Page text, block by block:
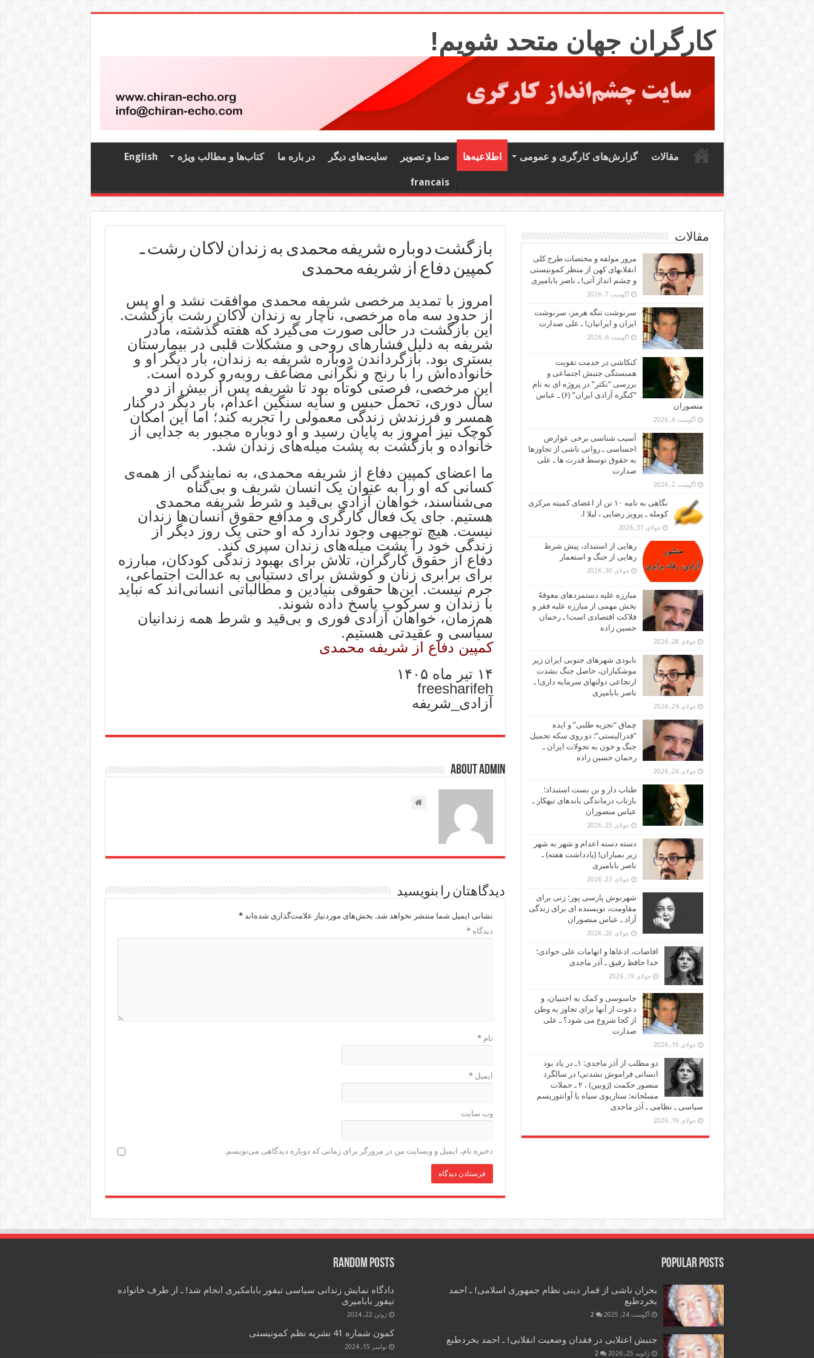
کارگران جهان متحد شویم!
مقالات گزارش‌های کارگری و عمومی اطلاعیه‌ها صدا و تصویر سایت‌های دیگر در باره ما کتاب‌‌ها و مطالب ویژه English
francais
بازگشت دوباره شریفه محمدی به زندان لاکان رشت ـ
کمپین دفاع از شریفه محمدی
امروز با تمدید مرخصی شریفه محمدی موافقت نشد و او پس
از حدود سه ماه مرخصی، ناچار به زندان لاکان رشت بازگشت.
​این بازگشت در حالی صورت می‌گیرد که هفته گذشته، مادر
شریفه به دلیل فشارهای روحی و مشکلات قلبی در بیمارستان
بستری بود. بازگرداندن دوباره شریفه به زندان، بار دیگر او و
خانواده‌اش را با رنج و نگرانی مضاعف روبه‌رو کرده است.
​این مرخصی، فرصتی کوتاه بود تا شریفه پس از بیش از دو
سال دوری، تحمل حبس و سایه سنگین اعدام، بار دیگر در کنار
همسر و فرزندش زندگی معمولی را تجربه کند؛ اما این امکان
کوچک نیز امروز به پایان رسید و او دوباره مجبور به جدایی از
خانواده و بازگشت به پشت میله‌های زندان شد.
​ما اعضای کمپین دفاع از شریفه محمدی، به نمایندگی از همه‌ی
کسانی که او را به عنوان یک انسان شریف و بی‌گناه
می‌شناسند، خواهان آزادی بی‌قید و شرط شریفه محمدی
هستیم. جای یک فعال کارگری و مدافع حقوق انسان‌ها زندان
نیست. هیچ توجیهی وجود ندارد که او حتی یک روز دیگر از
زندگی خود را پشت میله‌های زندان سپری کند.
​دفاع از حقوق کارگران، تلاش برای بهبود زندگی کودکان، مبارزه
برای برابری زنان و کوشش برای دستیابی به عدالت اجتماعی،
جرم نیست. این‌ها حقوقی بنیادین و مطالباتی انسانی‌اند که نباید
با زندان و سرکوب پاسخ داده شوند.
​هم‌زمان، خواهان آزادی فوری و بی‌قید و شرط همه زندانیان
سیاسی و عقیدتی هستیم.
کمپین دفاع از شریفه محمدی
۱۴ تیر ماه ۱۴۰۵
freesharifeh
آزادی_شریفه
About admin
دیدگاهتان را بنویسید
نشانی ایمیل شما منتشر نخواهد شد. بخش‌های موردنیاز علامت‌گذاری شده‌اند*
دیدگاه*
نام*
ایمیل*
وب‌ سایت
ذخیره نام، ایمیل و وبسایت من در مرورگر برای زمانی که دوباره دیدگاهی می‌نویسم.
مقالات
مرور مولفه و مختصات طرح کلی
انقلابهای کهن از منظر کمونیستی
و چشم انداز آتی! ـ ناصر بابامیری
آگوست 7, 2026
سرنوشت تنگه هرمز، سرنوشت
ایران و ایرانیان! ـ علی صدارت
آگوست 6, 2026
کنکاشی در خدمت تقویت
همبستگی جنبش اجتماعی و
بررسی “نکثر” در پروژه ای به نام
“کنگره آزادی ایران” (۶) ـ عباس
منصوران
آگوست 6, 2026
آسیب شناسی برخی عوارض
احساسی ـ روانی ناشی از تجاوزها
به حقوق توسط قدرت ها ـ علی
صدارت
آگوست 2, 2026
نگاهی به نامه ۱۰ تن از اعضای کمیته مرکزی
کومله ـ پرویز رضایی ، لیلا ا.
جولای 31, 2026
رهایی از استبداد، پیش شرط
رهایی از جنگ و استعمار
جولای 30, 2026
مبارزه علیه دستمزدهای معوقهُ
بخش مهمی از مبارزه علیه فقر و
فلاکت اقتصادی است! ـ رحمان
حسین زاده
جولای 28, 2026
نابودی شهرهای جنوبی ایران زیر
موشکباران، حاصل جنگ بشدت
ارتجاعی دولتهای سرمایه داری! ـ
ناصر بابامیری
جولای 26, 2026
چماق “تجزیه طلبی” و ایده
“فدرالیستی”: دو روی سکه تحمیل
جنگ و خون به تحولات ایران ـ
رحمان حسین زاده
جولای 26, 2026
طناب دار و بن بست استبداد؛
بازتاب درماندگی باندهای تبهکار ـ
عباس منصوران
جولای 25, 2026
دسته دسته اعدام و شهر به شهر
زیر بمباران! (یادداشت هفته) ـ
ناصر بابامیری
جولای 23, 2026
شهرنوش پارسی پور؛ زنی برای
مقاومت، نویسنده ای برای زندگی
آزاد ـ عباس منصوران
جولای 20, 2026
افاضات، ادعاها و اتهامات علی جوادی؛
خدا حافظ رفیق ـ آذر ماجدی
جولای 19, 2026
جاسوسی و کمک به اجنبیان، و
دعوت از آنها برای تجاوز به وطن
از کجا شروع می شود؟ ـ علی
صدارت
جولای 19, 2026
دو مطلب از آذر ماجدی: ۱ـ در یاد بود
انسانی فراموش نشدنی! در سالگرد
منصور حکمت (ژوبین) ، ۲ ـ حملات
مسلحانه: سناریوی سیاه یا آوانتوریسم
سیاسی ـ نظامی ـ آذر ماجدی
جولای 19, 2026
Popular Posts
بحران ناشی از قمار دینی نظام جمهوری اسلامی! ـ احمد
بخردطبع
آگوست 24, 2025 2
جنبش اعتلایی در فقدان وضعیت انقلابی! ـ احمد بخردطبع
ژانویه 25, 2026 2
Random Posts
دادگاه نمایش زندانی سیاسی تیفور بابامکیری انجام شد! ـ از طرف خانواده
تیفور بابامیری
ژوئن 22, 2024
کمون شماره 41 نشریه نظم کمونیستی
نوامبر 15, 2024